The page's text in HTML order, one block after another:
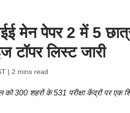
पेपर 2 में 5
टॉपर लिस्ट जारी
| 2 mins read
को 300 शहरों के 531 परीक्षा केंद्रों पर एक